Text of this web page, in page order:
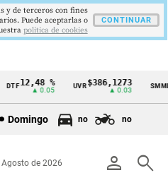
DTF12,48 %
▲ 0.05
UVR$386,1273
▲ 0.03
SMMLV
Domingo no no
person search
Agosto de 2026
y de terceros con fines
Puede aceptarlas o
politica de cookies
CONTINUAR